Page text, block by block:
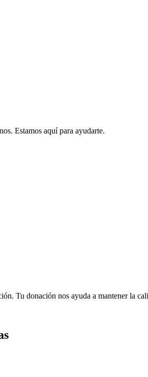
Estamos aquí para ayudarte.
Tu donación nos ayuda a mantener la